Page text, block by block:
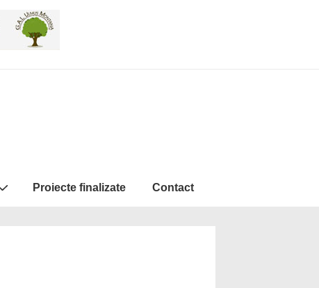
Proiecte finalizate Contact